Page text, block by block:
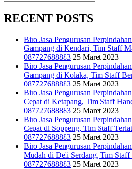
RECENT POSTS
Biro Jasa Pengurusan
Gampang di Kendari, Tim Staff
087727688883 25 Maret 2023
Biro Jasa Pengurusan
Gampang di Kolaka, Tim Staff
087727688883 25 Maret 2023
Biro Jasa Pengurusan
Cepat di Ketapang, Tim Staff
087727688883 25 Maret 2023
Biro Jasa Pengurusan
Cepat di Soppeng, Tim Staff
087727688883 25 Maret 2023
Biro Jasa Pengurusan
Mudah di Deli Serdang, Tim
087727688883 25 Maret 2023